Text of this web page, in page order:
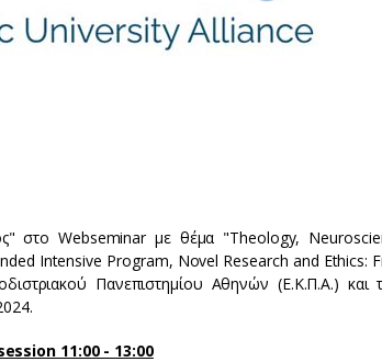
στο Webseminar με θέμα "Theology,
Intensive Program, Novel Research and Ethics:
Πανεπιστημίου Αθηνών (Ε.Κ.Π.Α.) και
11:00 - 13:00